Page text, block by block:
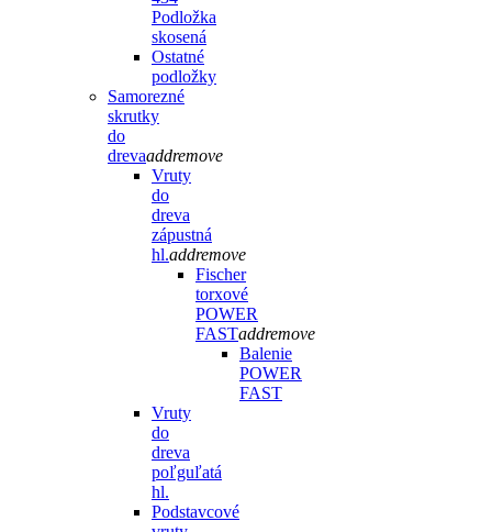
Podložka
skosená
Ostatné
podložky
Samorezné
skrutky
do
drevaaddremove
Vruty
do
dreva
zápustná
hl.addremove
Fischer
torxové
POWER
FASTaddremove
Balenie
POWER
FAST
Vruty
do
dreva
poľguľatá
hl.
Podstavcové